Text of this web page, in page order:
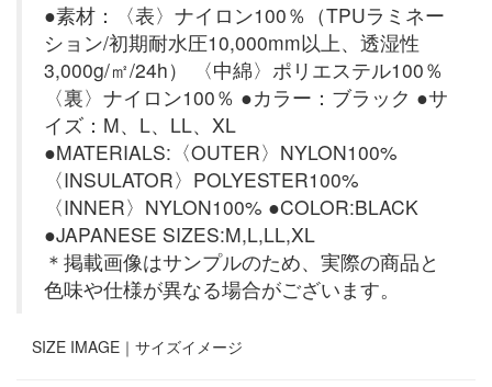
●素材：〈表〉ナイロン100％（TPUラミネー
ション/初期耐水圧10,000mm以上、透湿性
3,000g/㎡/24h） 〈中綿〉ポリエステル100％
〈裏〉ナイロン100％ ●カラー：ブラック ●サ
イズ：M、L、LL、XL
●MATERIALS:〈OUTER〉NYLON100%
〈INSULATOR〉POLYESTER100%
〈INNER〉NYLON100% ●COLOR:BLACK
●JAPANESE SIZES:M,L,LL,XL
＊掲載画像はサンプルのため、実際の商品と
色味や仕様が異なる場合がございます。
SIZE IMAGE｜ サイズイメージ